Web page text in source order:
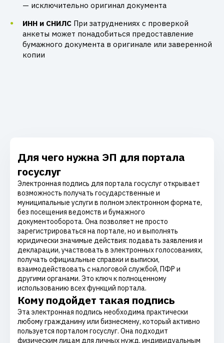
— исключительно оригинал документа
ИНН и СНИЛС При затруднениях с проверкой
анкеты может понадобиться предоставление
бумажного документа в оригинале или заверенной
копии
Для чего нужна ЭП для портала
госуслуг
Электронная подпись для портала госуслуг открывает
возможность получать государственные и
муниципальные услуги в полном электронном формате,
без посещения ведомств и бумажного
документооборота. Она позволяет не просто
зарегистрироваться на портале, но и выполнять
юридически значимые действия: подавать заявления и
декларации, участвовать в электронных голосованиях,
получать официальные справки и выписки,
взаимодействовать с налоговой службой, ПФР и
другими органами. Это ключ к полноценному
использованию всех функций портала.
Кому подойдет такая подпись
Эта электронная подпись необходима практически
любому гражданину или бизнесмену, который активно
пользуется порталом госуслуг. Она подходит
физическим лицам для личных нужд, индивидуальным